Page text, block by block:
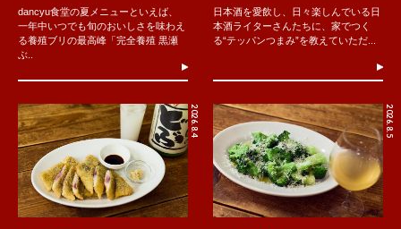
dancyu食堂の夏メニューといえば、
一年中いつでも旬のおいしさを味わえ
る養殖ブリの最高峰「完全養殖 黒瀬
ぶ..
日本酒を愛飲し、日々楽しんでいる日
本酒ライターさんたちに、家でつく
る“テッパンつまみ”を教えていただ...
2026.8.4 2026.8.5